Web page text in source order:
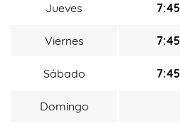
Jueves
Viernes
Sábado
Domingo